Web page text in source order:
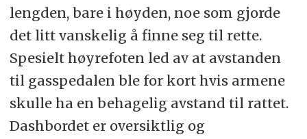
lengden, bare i høyden, noe som gjorde
det litt vanskelig å finne seg til rette.
Spesielt høyrefoten led av at avstanden
til gasspedalen ble for kort hvis armene
skulle ha en behagelig avstand til rattet.
Dashbordet er oversiktlig og